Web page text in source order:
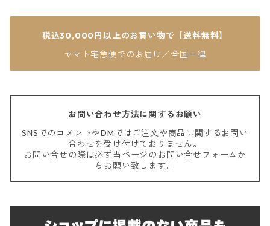
税込30,000円以上のお買い物で【送料無料】
ヤマト宅急便でのお届け／全国一律
お問い合わせ方法に関するお願い
SNSでのコメントやDMではご注文や商品に関するお問い
合わせを受け付けておりません。
お問い合せの際は必ず当ページのお問い合せフォームか
らお願い致します。